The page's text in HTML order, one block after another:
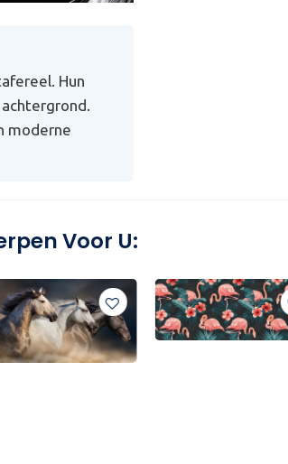
Hun
moderne
Voor U: